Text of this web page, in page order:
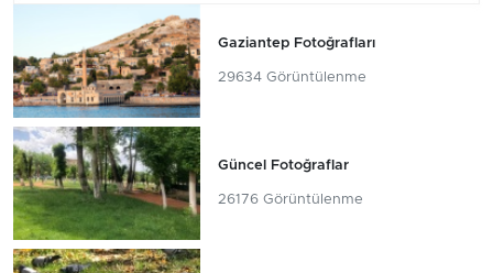
Gaziantep Fotoğrafları
29634 Görüntülenme
Güncel Fotoğraflar
26176 Görüntülenme